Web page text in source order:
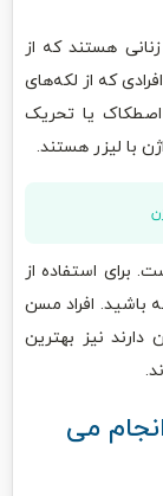
هستند که از
که از لکه‌های
اصطکاک یا تحریک
با لیزر هستند.
برای استفاده از
باید حداقل ۱۸ سال داشته باشید. افراد مسن
نیز بهترین
می